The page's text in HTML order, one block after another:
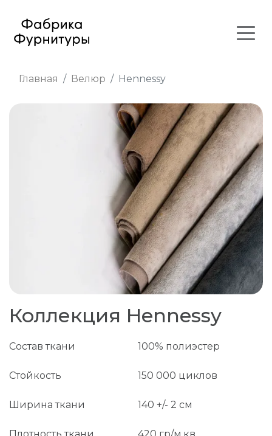
Главная Велюр Hennessy
Коллекция Hennessy
Состав ткани 100% полиэстер
Стойкость 150 000 циклов
Ширина ткани 140 +/- 2 см
Плотность ткани 420 гр/м.кв.